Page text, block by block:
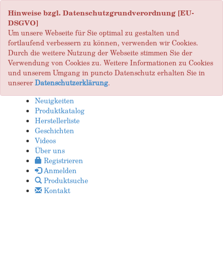
Hinweise bzgl. Datenschutzgrundverordnung [EU-
DSGVO]
Um unsere Webseite für Sie optimal zu gestalten und
fortlaufend verbessern zu können, verwenden wir Cookies.
Durch die weitere Nutzung der Webseite stimmen Sie der
Verwendung von Cookies zu. Weitere Informationen zu Cookies
und unserem Umgang in puncto Datenschutz erhalten Sie in
unsererDatenschutzerklärung.
Neuigkeiten
Produktkatalog
Herstellerliste
Geschichten
Videos
Über uns
Registrieren
Anmelden
Produktsuche
Kontakt